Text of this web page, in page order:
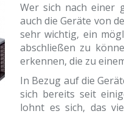
Wer sich nach einer
auch die Geräte von
sehr wichtig, ein
abschließen zu
erkennen, die zu
In Bezug auf die
sich bereits seit
lohnt es sich, das